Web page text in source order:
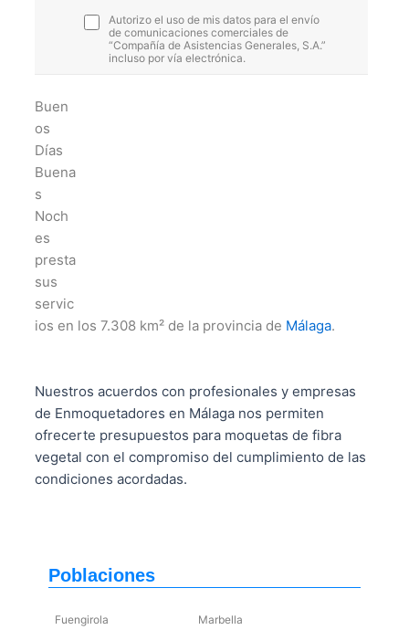
Autorizo el uso de mis datos para el envío
de comunicaciones comerciales de
“Compañía de Asistencias Generales, S.A.”
incluso por vía electrónica.
Buen
os
Días
Buena
s
Noch
es
presta
sus
servic
ios en los 7.308 km² de la provincia de Málaga.
Nuestros acuerdos con profesionales y empresas
de Enmoquetadores en Málaga nos permiten
ofrecerte presupuestos para moquetas de fibra
vegetal con el compromiso del cumplimiento de las
condiciones acordadas.
Poblaciones
Fuengirola
Marbella